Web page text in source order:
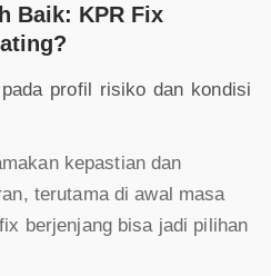
Baik: KPR Fix
profil risiko dan kondisi
kepastian dan
terutama di awal masa
berjenjang bisa jadi pilihan